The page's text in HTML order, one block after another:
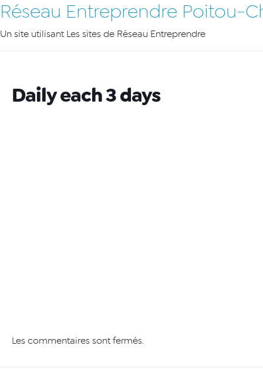
Réseau Entreprendre Poitou-
Un site utilisant Les sites de Réseau Entreprendre
Daily each 3 days
Les commentaires sont fermés.